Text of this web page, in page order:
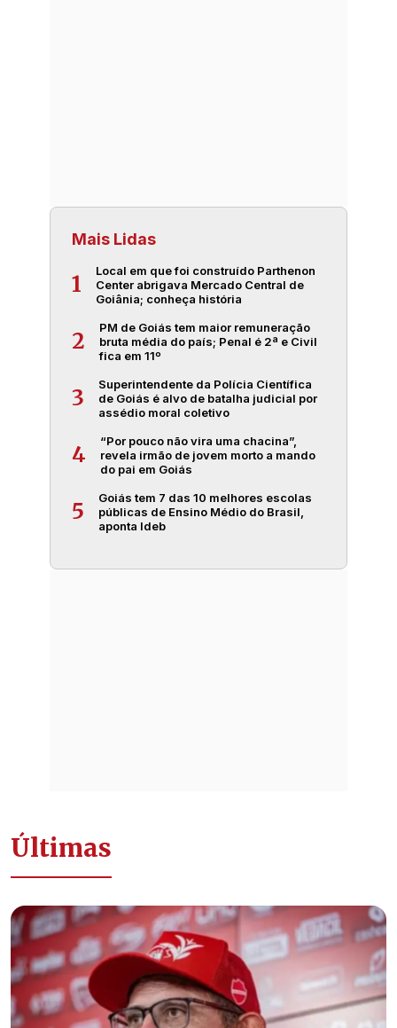
Mais Lidas
1
Local em que foi construído Parthenon
Center abrigava Mercado Central de
Goiânia; conheça história
2
PM de Goiás tem maior remuneração
bruta média do país; Penal é 2ª e Civil
fica em 11º
3
Superintendente da Polícia Científica
de Goiás é alvo de batalha judicial por
assédio moral coletivo
4
“Por pouco não vira uma chacina”,
revela irmão de jovem morto a mando
do pai em Goiás
5
Goiás tem 7 das 10 melhores escolas
públicas de Ensino Médio do Brasil,
aponta Ideb
Últimas